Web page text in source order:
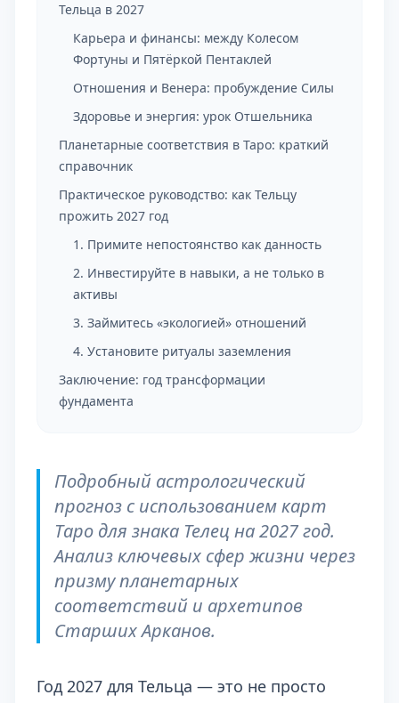
Тельца в 2027
Карьера и финансы: между Колесом
Фортуны и Пятёркой Пентаклей
Отношения и Венера: пробуждение Силы
Здоровье и энергия: урок Отшельника
Планетарные соответствия в Таро: краткий
справочник
Практическое руководство: как Тельцу
прожить 2027 год
1. Примите непостоянство как данность
2. Инвестируйте в навыки, а не только в
активы
3. Займитесь «экологией» отношений
4. Установите ритуалы заземления
Заключение: год трансформации
фундамента
Подробный астрологический
прогноз с использованием карт
Таро для знака Телец на 2027 год.
Анализ ключевых сфер жизни через
призму планетарных
соответствий и архетипов
Старших Арканов.
Год 2027 для Тельца — это не просто